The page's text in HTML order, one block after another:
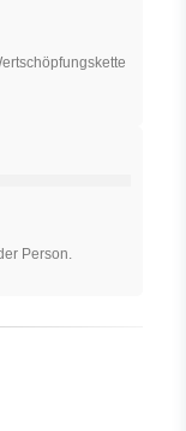
Person.